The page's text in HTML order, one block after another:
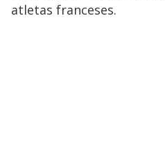
atletas franceses.